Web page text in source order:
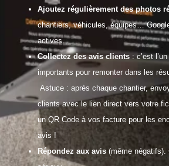
Ajoutez régulièrement des photos
chantiers, véhicules, équipes…
actives.
Collectez des avis clients : c’est
importants pour remonter dans les
Astuce : après chaque chantier,
clients avec le lien direct vers votre
un QR Code à vos facture pour les
avis !
Répondez aux avis (même négatifs).